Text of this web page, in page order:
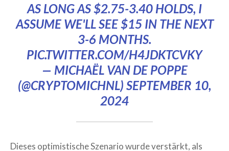
AS LONG AS $2.75-3.40 HOLDS, I
ASSUME WE'LL SEE $15 IN THE NEXT
3-6 MONTHS.
PIC.TWITTER.COM/H4JDKTCVKY
— MICHAËL VAN DE POPPE
(@CRYPTOMICHNL) SEPTEMBER 10,
2024
Dieses optimistische Szenario wurde verstärkt, als